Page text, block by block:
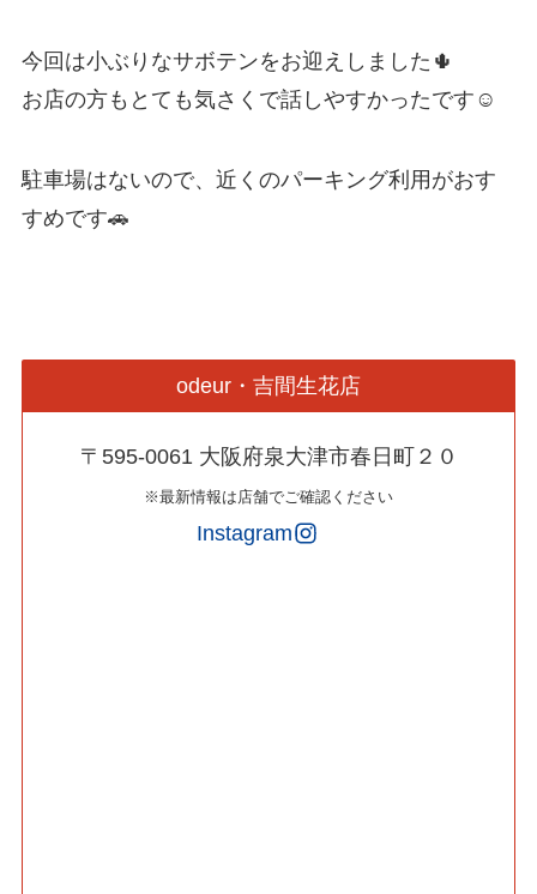
今回は小ぶりなサボテンをお迎えしました🌵
お店の方もとても気さくで話しやすかったです☺️
駐車場はないので、近くのパーキング利用がおす
すめです🚗
odeur・吉間生花店
〒595-0061 大阪府泉大津市春日町２０
※最新情報は店舗でご確認ください
Instagram